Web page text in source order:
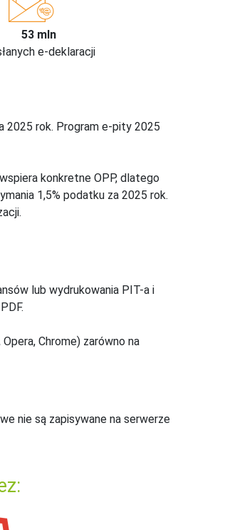
53 mln
e-deklaracji
2025 rok. Program e-pity 2025
konkretne OPP, dlatego
1,5% podatku za 2025 rok.
lub wydrukowania PIT-a i
Chrome) zarówno na
nie są zapisywane na serwerze